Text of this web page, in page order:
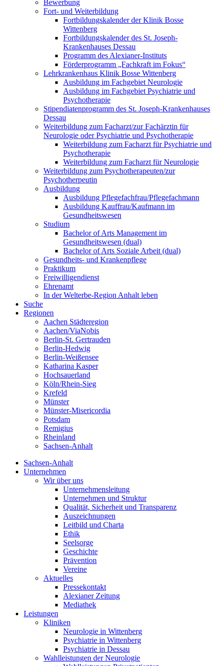
Bewerbung
Fort- und Weiterbildung
Fortbildungskalender der Klinik Bosse
Wittenberg
Fortbildungskalender des St. Joseph-
Krankenhauses Dessau
Programm des Alexianer-Instituts
Förderprogramm „Fachkraft im Fokus“
Lehrkrankenhaus Klinik Bosse Wittenberg
Ausbildung im Fachgebiet Neurologie
Ausbildung im Fachgebiet Psychiatrie und
Psychotherapie
Stipendiatenprogramm des St. Joseph-Krankenhauses
Dessau
Weiterbildung zum Facharzt/zur Fachärztin für
Neurologie oder Psychiatrie und Psychotherapie
Weiterbildung zum Facharzt für Psychiatrie und
Psychotherapie
Weiterbildung zum Facharzt für Neurologie
Weiterbildung zum Psychotherapeuten/zur
Psychotherpeutin
Ausbildung
Ausbildung Pflegefachfrau/Pflegefachmann
Ausbildung Kauffrau/Kaufmann im
Gesundheitswesen
Studium
Bachelor of Arts Management im
Gesundheitswesen (dual)
Bachelor of Arts Soziale Arbeit (dual)
Gesundheits- und Krankenpflege
Praktikum
Freiwilligendienst
Ehrenamt
In der Welterbe-Region Anhalt leben
Suche
Regionen
Aachen Städteregion
Aachen/ViaNobis
Berlin-St. Gertrauden
Berlin-Hedwig
Berlin-Weißensee
Katharina Kasper
Hochsauerland
Köln/Rhein-Sieg
Krefeld
Münster
Münster-Misericordia
Potsdam
Remigius
Rheinland
Sachsen-Anhalt
Sachsen-Anhalt
Unternehmen
Wir über uns
Unternehmensleitung
Unternehmen und Struktur
Qualität, Sicherheit und Transparenz
Auszeichnungen
Leitbild und Charta
Ethik
Seelsorge
Geschichte
Prävention
Vereine
Aktuelles
Pressekontakt
Alexianer Zeitung
Mediathek
Leistungen
Kliniken
Neurologie in Wittenberg
Psychiatrie in Wittenberg
Psychiatrie in Dessau
Wahlleistungen der Neurologie